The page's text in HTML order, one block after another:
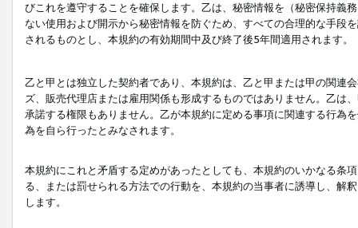
びこれを遵守することを確保します。乙は、秘密情報を（秘密保持義
ない使用および開示から秘密情報を防ぐため、すべての合理的な手段
されるものとし、本規約の有効期間中及び終了後5年間適用されます。
乙と甲とは独立した契約者であり、本規約は、乙と甲または甲の関連
ズ、販売代理店または雇用関係も形成するものではありません。乙は
承諾する権限もありません。乙が本規約に定める事項に関連する行為
為を自ら行ったとみなされます。
本規約にこれと矛盾する定めがあったとしても、本規約のいかなる条
る、または罰せられる方法での行動を、本規約の当事者に誘導し、解
します。